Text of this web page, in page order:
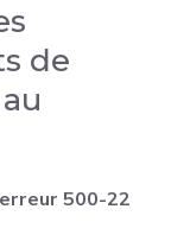
de
500-22